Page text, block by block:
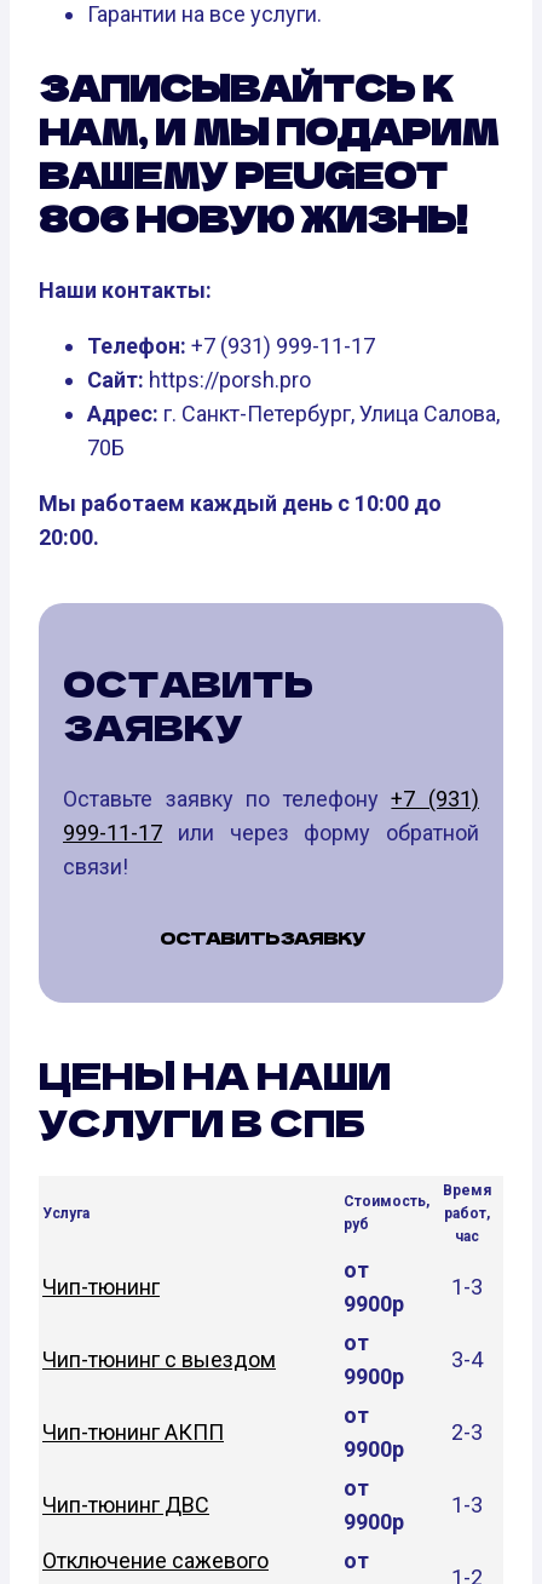
Гарантии на все услуги.
ЗАПИСЫВАЙТСЬ К
НАМ, И МЫ ПОДАРИМ
ВАШЕМУ PEUGEOT
806 НОВУЮ ЖИЗНЬ!
Наши контакты:
Телефон: +7 (931) 999-11-17
Сайт: https://porsh.pro
Адрес: г. Санкт-Петербург, Улица Салова,
70Б
Мы работаем каждый день с 10:00 до
20:00.
ОСТАВИТЬ
ЗАЯВКУ
Оставьте заявку по телефону+7 (931)
999-11-17 или через форму обратной
связи!
ОСТАВИТЬ ЗАЯВКУ
ЦЕНЫ НА НАШИ
УСЛУГИ В СПБ
Услуга
Стоимость,
руб
Время
работ,
час
Чип-тюнинг
от
9900р
1-3
Чип-тюнинг с выездом
от
9900р
3-4
Чип-тюнинг АКПП
от
9900р
2-3
Чип-тюнинг ДВС
от
9900р
1-3
Отключение сажевого
от
1-2